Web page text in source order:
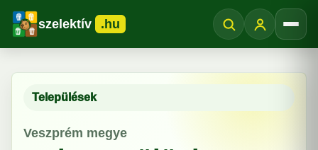
szelektív .hu
Települések
Veszprém megye